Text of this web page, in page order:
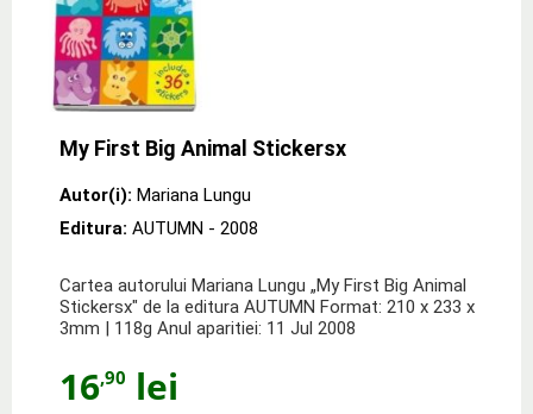
My First Big Animal Stickersx
Autor(i): Mariana Lungu
Editura: AUTUMN - 2008
Cartea autorului Mariana Lungu „My First Big Animal
Stickersx" de la editura AUTUMN Format: 210 x 233 x
3mm | 118g Anul aparitiei: 11 Jul 2008
16,90 lei